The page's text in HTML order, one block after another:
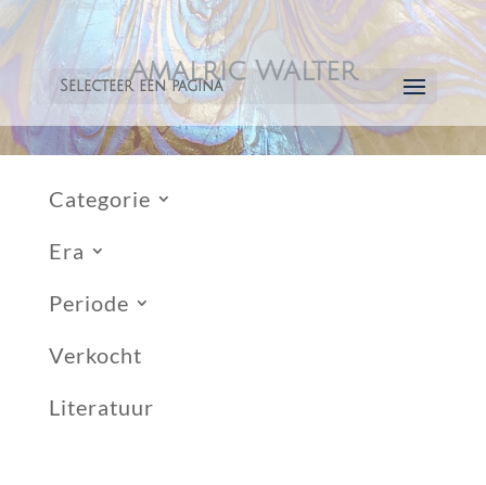
Selecteer een pagina
Amalric Walter
Categorie
Era
Periode
Verkocht
Literatuur